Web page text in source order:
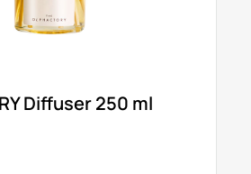
Diffuser 250 ml